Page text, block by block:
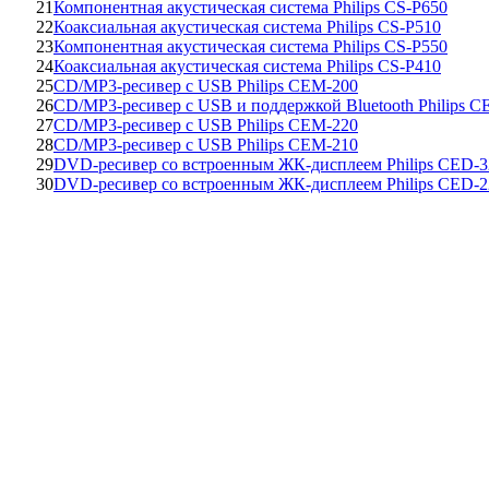
21Компонентная акустическая система Philips CS-P650
22Коаксиальная акустическая система Philips CS-P510
23Компонентная акустическая система Philips CS-P550
24Коаксиальная акустическая система Philips CS-P410
25CD/MP3-ресивер с USB Philips CEM-200
26CD/MP3-ресивер с USB и поддержкой Bluetooth Philips
27CD/MP3-ресивер с USB Philips CEM-220
28CD/MP3-ресивер с USB Philips CEM-210
29DVD-ресивер со встроенным ЖК-дисплеем Philips CED-
30DVD-ресивер со встроенным ЖК-дисплеем Philips CED-